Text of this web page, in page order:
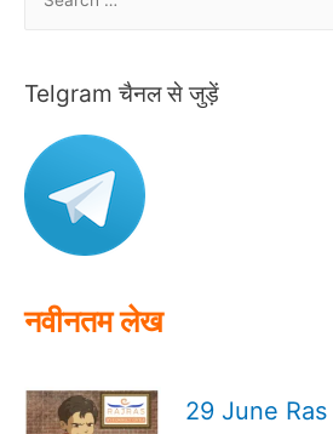
r
f
o
Telgram चैनल से जुड़ें
नवीनतम लेख
29 June